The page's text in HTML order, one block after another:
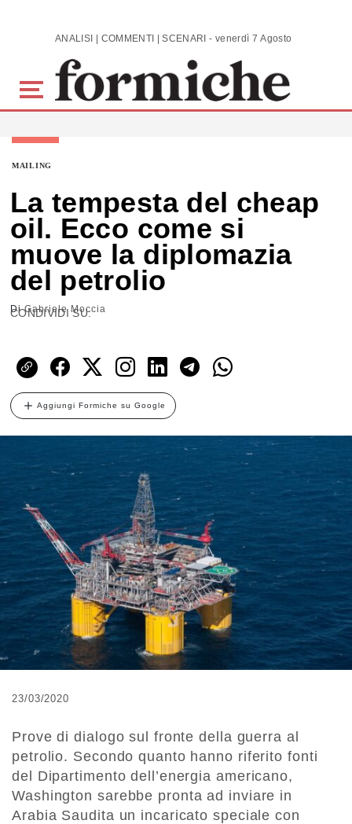
Skip to main content ANALISI | COMMENTI | SCENARI - venerdì 7 Agosto 2026
MAILING
La tempesta del cheap
oil. Ecco come si
muove la diplomazia
del petrolio
DiGabriele Moccia
CONDIVIDI SU:
Aggiungi Formiche su Google
23/03/2020
Prove di dialogo sul fronte della guerra al
petrolio. Secondo quanto hanno riferito fonti
del Dipartimento dell’energia americano,
Washington sarebbe pronta ad inviare in
Arabia Saudita un incaricato speciale con